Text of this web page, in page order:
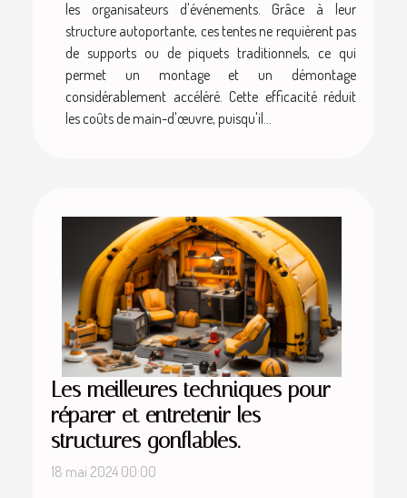
les organisateurs d'événements. Grâce à leur
structure autoportante, ces tentes ne requièrent pas
de supports ou de piquets traditionnels, ce qui
permet un montage et un démontage
considérablement accéléré. Cette efficacité réduit
les coûts de main-d'œuvre, puisqu'il...
Les meilleures techniques pour
réparer et entretenir les
structures gonflables.
18 mai 2024 00:00